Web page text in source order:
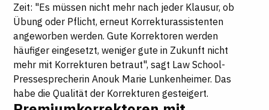
Zeit: "Es müssen nicht mehr nach jeder Klausur, ob
Übung oder Pflicht, erneut Korrekturassistenten
angeworben werden. Gute Korrektoren werden
häufiger eingesetzt, weniger gute in Zukunft nicht
mehr mit Korrekturen betraut", sagt Law School-
Pressesprecherin Anouk Marie Lunkenheimer. Das
habe die Qualität der Korrekturen gesteigert.